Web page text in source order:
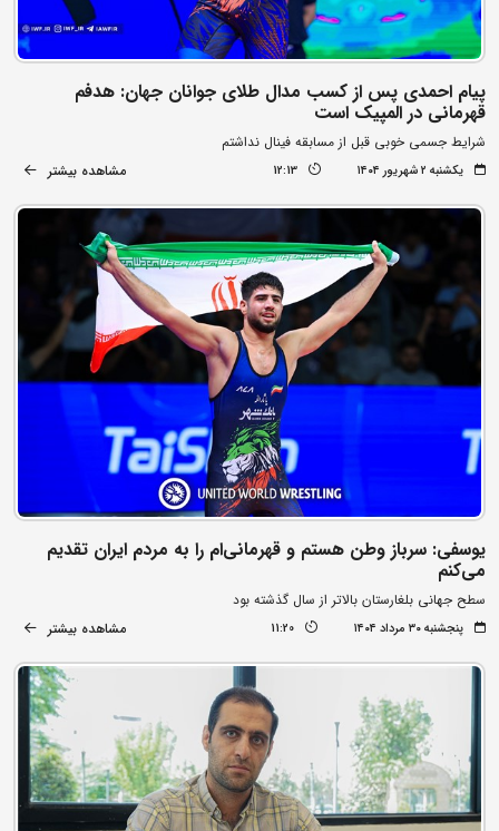
پیام احمدی پس از کسب مدال طلای جوانان جهان: هدفم
قهرمانی در المپیک است
شرایط جسمی خوبی قبل از مسابقه فینال نداشتم
یکشنبه ۲ شهریور ۱۴۰۴ 12:13 مشاهده بیشتر
یوسفی: سرباز وطن هستم و قهرمانی‌ام را به مردم ایران تقدیم
می‌کنم
سطح جهانی بلغارستان بالاتر از سال گذشته بود
پنجشنبه ۳۰ مرداد ۱۴۰۴ 11:20 مشاهده بیشتر